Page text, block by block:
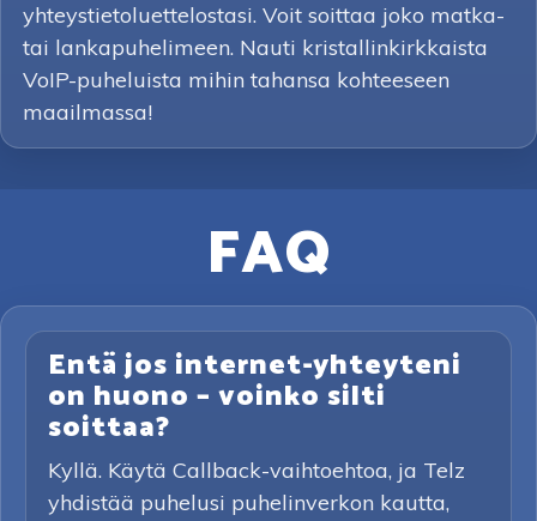
yhteystietoluettelostasi. Voit soittaa joko matka-
tai lankapuhelimeen. Nauti kristallinkirkkaista
VoIP-puheluista mihin tahansa kohteeseen
maailmassa!
FAQ
Entä jos internet-yhteyteni
on huono – voinko silti
soittaa?
Kyllä. Käytä Callback-vaihtoehtoa, ja Telz
yhdistää puhelusi puhelinverkon kautta,